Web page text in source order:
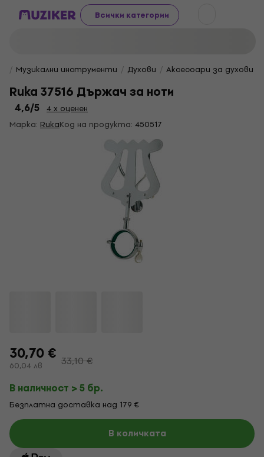
Всички категории
Музикални инструменти Духови Аксесоари за духови
Ruka 37516 Държач за ноти
4,6/5 4 x оценен
Марка: RukaКод на продукта: 450517
30,70 €
60,04 лв 33,10 €
В наличност > 5 бр.
Безплатна доставка над 179 €
В количката